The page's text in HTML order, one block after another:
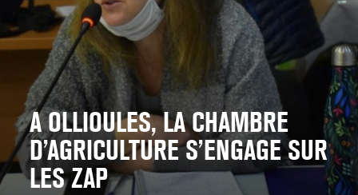
A OLLIOULES, LA CHAMBRE
D’AGRICULTURE S’ENGAGE SUR
LES ZAP